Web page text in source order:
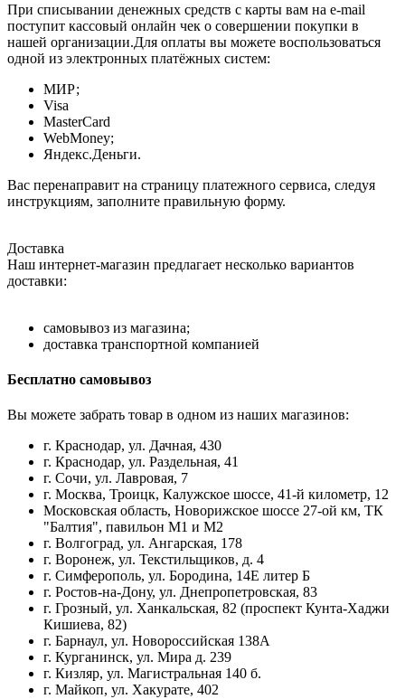
При списывании денежных средств с карты вам на e-mail
поступит кассовый онлайн чек о совершении покупки в
нашей организации.Для оплаты вы можете воспользоваться
одной из электронных платёжных систем:
МИР;
Visa
MasterCard
WebMoney;
Яндекс.Деньги.
Вас перенаправит на страницу платежного сервиса, следуя
инструкциям, заполните правильную форму.
Доставка
Наш интернет-магазин предлагает несколько вариантов
доставки:
самовывоз из магазина;
доставка транспортной компанией
Бесплатно самовывоз
Вы можете забрать товар в одном из наших магазинов:
г. Краснодар, ул. Дачная, 430
г. Краснодар, ул. Раздельная, 41
г. Сочи, ул. Лавровая, 7
г. Москва, Троицк, Калужское шоссе, 41-й километр, 12
Московская область, Новорижское шоссе 27-ой км, ТК
"Балтия", павильон М1 и М2
г. Волгоград, ул. Ангарская, 178
г. Воронеж, ул. Текстильщиков, д. 4
г. Симферополь, ул. Бородина, 14Е литер Б
г. Ростов-на-Дону, ул. Днепропетровская, 83
г. Грозный, ул. Ханкальская, 82 (проспект Кунта-Хаджи
Кишиева, 82)
г. Барнаул, ул. Новороссийская 138А
г. Курганинск, ул. Мира д. 239
г. Кизляр, ул. Магистральная 140 б.
г. Майкоп, ул. Хакурате, 402